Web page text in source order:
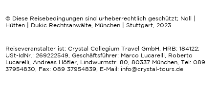
© Diese Reisebedingungen sind urheberrechtlich geschützt; Noll |
Hütten | Dukic Rechtsanwälte, München | Stuttgart, 2023
Reiseveranstalter ist: Crystal Collegium Travel GmbH, HRB: 184122;
USt-IdNr.: 269222549, Geschäftsführer: Marco Lucarelli, Roberto
Lucarelli, Andreas Höfler, Lindwurmstr. 80, 80337 München, Tel: 089
37954830, Fax: 089 37954839, E-Mail: info@crystal-tours.de